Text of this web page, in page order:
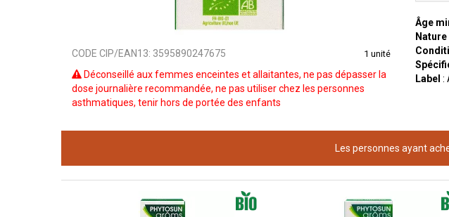
CODE CIP/EAN13: 3595890247675 1 unité
Déconseillé aux femmes enceintes et allaitantes, ne pas dépasser la
dose journalière recommandée, ne pas utiliser chez les personnes
asthmatiques, tenir hors de portée des enfants
Âge
Label :
Les personnes ayant